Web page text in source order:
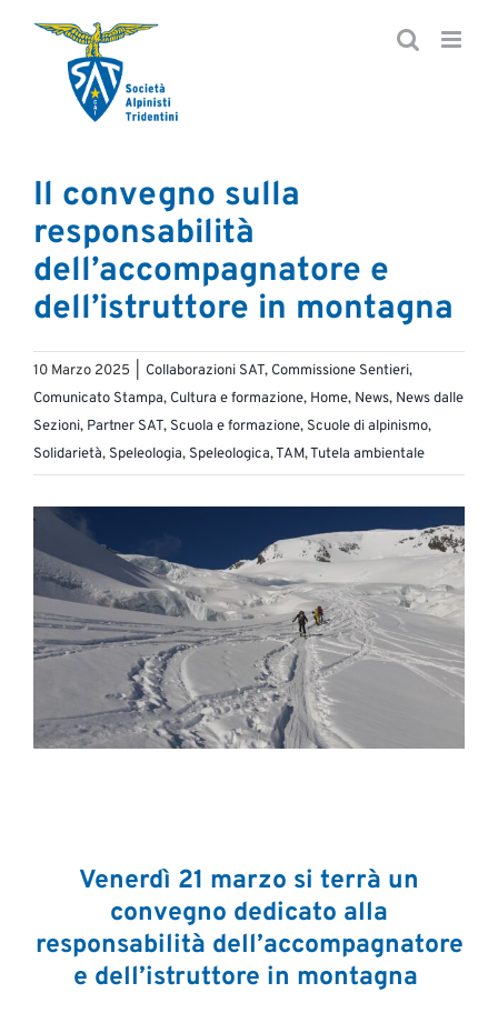
contenuto
Il convegno sulla
responsabilità
dell’accompagnatore e
dell’istruttore in montagna
10 Marzo 2025 Collaborazioni SAT, Commissione Sentieri,
Comunicato Stampa, Cultura e formazione, Home, News, News dalle
Sezioni, Partner SAT, Scuola e formazione, Scuole di alpinismo,
Solidarietà, Speleologia, Speleologica,TAM,Tutela ambientale
Venerdì 21 marzo si terrà un
convegno dedicato alla
responsabilità dell’accompagnatore
e dell’istruttore in montagna